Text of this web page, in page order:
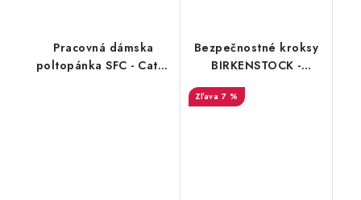
Pracovná dámska
poltopánka SFC - Cater
Bezpečnostné kroksy
BIRKENSTOCK -
Birkenstock Alpro SB
SRC - 1516
7 %